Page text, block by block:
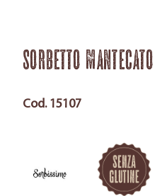
Sorbetto
Cod. 15107